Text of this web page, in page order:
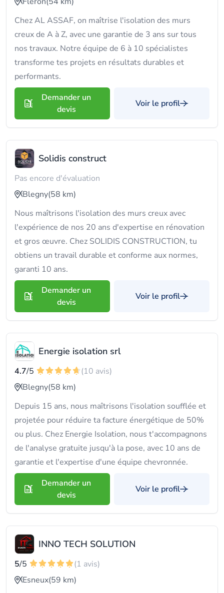
Chez AL ASSAF, on maîtrise l'isolation des murs
creux de A à Z, avec une garantie de 3 ans sur tous
nos travaux. Notre équipe de 6 à 10 spécialistes
transforme tes projets en résultats durables et
performants.
Demander un
devis
Voir le profil
Solidis construct
Pas encore d'évaluation
Blegny(58 km)
Nous maîtrisons l'isolation des murs creux avec
l'expérience de nos 20 ans d'expertise en rénovation
et gros œuvre. Chez SOLIDIS CONSTRUCTION, tu
obtiens un travail durable et conforme aux normes,
garanti 10 ans.
Demander un
devis
Voir le profil
Energie isolation srl
4.7/5
(10 avis)
Blegny(58 km)
Depuis 15 ans, nous maîtrisons l'isolation soufflée et
projetée pour réduire ta facture énergétique de 50%
ou plus. Chez Energie Isolation, nous t'accompagnons
de l'analyse gratuite jusqu'à la pose, avec 10 ans de
garantie et l'expertise d'une équipe chevronnée.
Demander un
devis
Voir le profil
INNO TECH SOLUTION
5/5
(1 avis)
Esneux(59 km)